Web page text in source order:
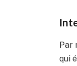
Par
qui